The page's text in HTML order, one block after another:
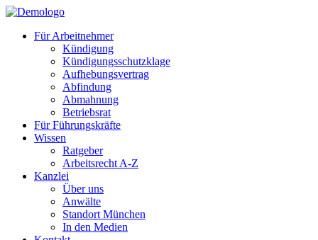
Für Arbeitnehmer
Kündigung
Kündigungsschutzklage
Aufhebungsvertrag
Abfindung
Abmahnung
Betriebsrat
Für Führungskräfte
Wissen
Ratgeber
Arbeitsrecht A-Z
Kanzlei
Über uns
Anwälte
Standort München
In den Medien